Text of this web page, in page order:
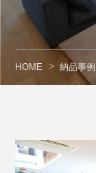
HOME 納品事例